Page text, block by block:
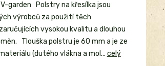
garden Polstry na křesílka jsou
výrobců za použití těch
vysokou kvalitu a dlouhou
Tlouška polstru je 60 mm a je ze
(dutého vlákna a mol... celý